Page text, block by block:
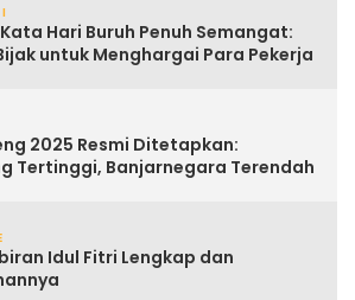
Hari Buruh Penuh Semangat:
untuk Menghargai Para Pekerja
2025 Resmi Ditetapkan:
Tertinggi, Banjarnegara Terendah
Idul Fitri Lengkap dan